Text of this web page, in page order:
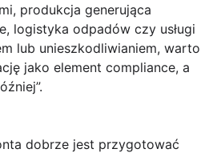
produkcja generująca
logistyka odpadów czy usługi
lub unieszkodliwianiem, warto
jako element compliance, a
dobrze jest przygotować